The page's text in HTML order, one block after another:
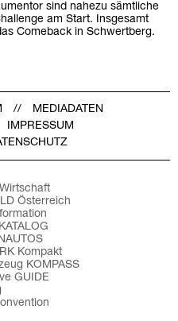
sind nahezu sämtliche
am Start. Insgesamt
Comeback in Schwertberg.
MEDIADATEN
IMPRESSUM
Österreich
Kompakt
KOMPASS
GUIDE